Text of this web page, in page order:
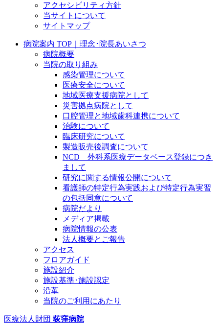
アクセシビリティ方針
当サイトについて
サイトマップ
病院案内 TOP｜理念･院長あいさつ
病院概要
当院の取り組み
感染管理について
医療安全について
地域医療支援病院として
災害拠点病院として
口腔管理と地域歯科連携について
治験について
臨床研究について
製造販売後調査について
NCD 外科系医療データベース登録につき
まして
研究に関する情報公開について
看護師の特定行為実践および特定行為実習
の包括同意について
病院だより
メディア掲載
病院情報の公表
法人概要とご報告
アクセス
フロアガイド
施設紹介
施設基準･施設認定
沿革
当院のご利用にあたり
医療法人財団 荻窪病院